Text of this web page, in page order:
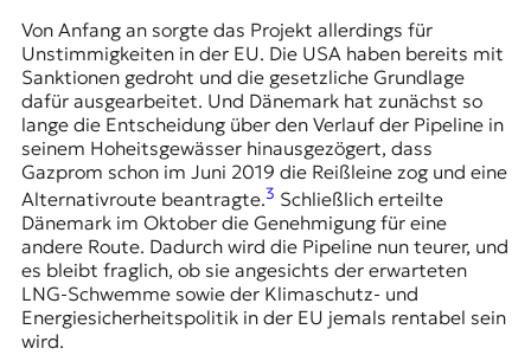
Von Anfang an sorgte das Projekt allerdings für
Unstimmigkeiten in der EU. Die USA haben bereits mit
Sanktionen gedroht und die gesetzliche Grundlage
dafür ausgearbeitet. Und Dänemark hat zunächst so
lange die Entscheidung über den Verlauf der Pipeline in
seinem Hoheitsgewässer hinausgezögert, dass
Gazprom schon im Juni 2019 die Reißleine zog und eine
Alternativroute beantragte.3 Schließlich erteilte
Dänemark im Oktober die Genehmigung für eine
andere Route. Dadurch wird die Pipeline nun teurer, und
es bleibt fraglich, ob sie angesichts der erwarteten
LNG-Schwemme sowie der Klimaschutz- und
Energiesicherheitspolitik in der EU jemals rentabel sein
wird.